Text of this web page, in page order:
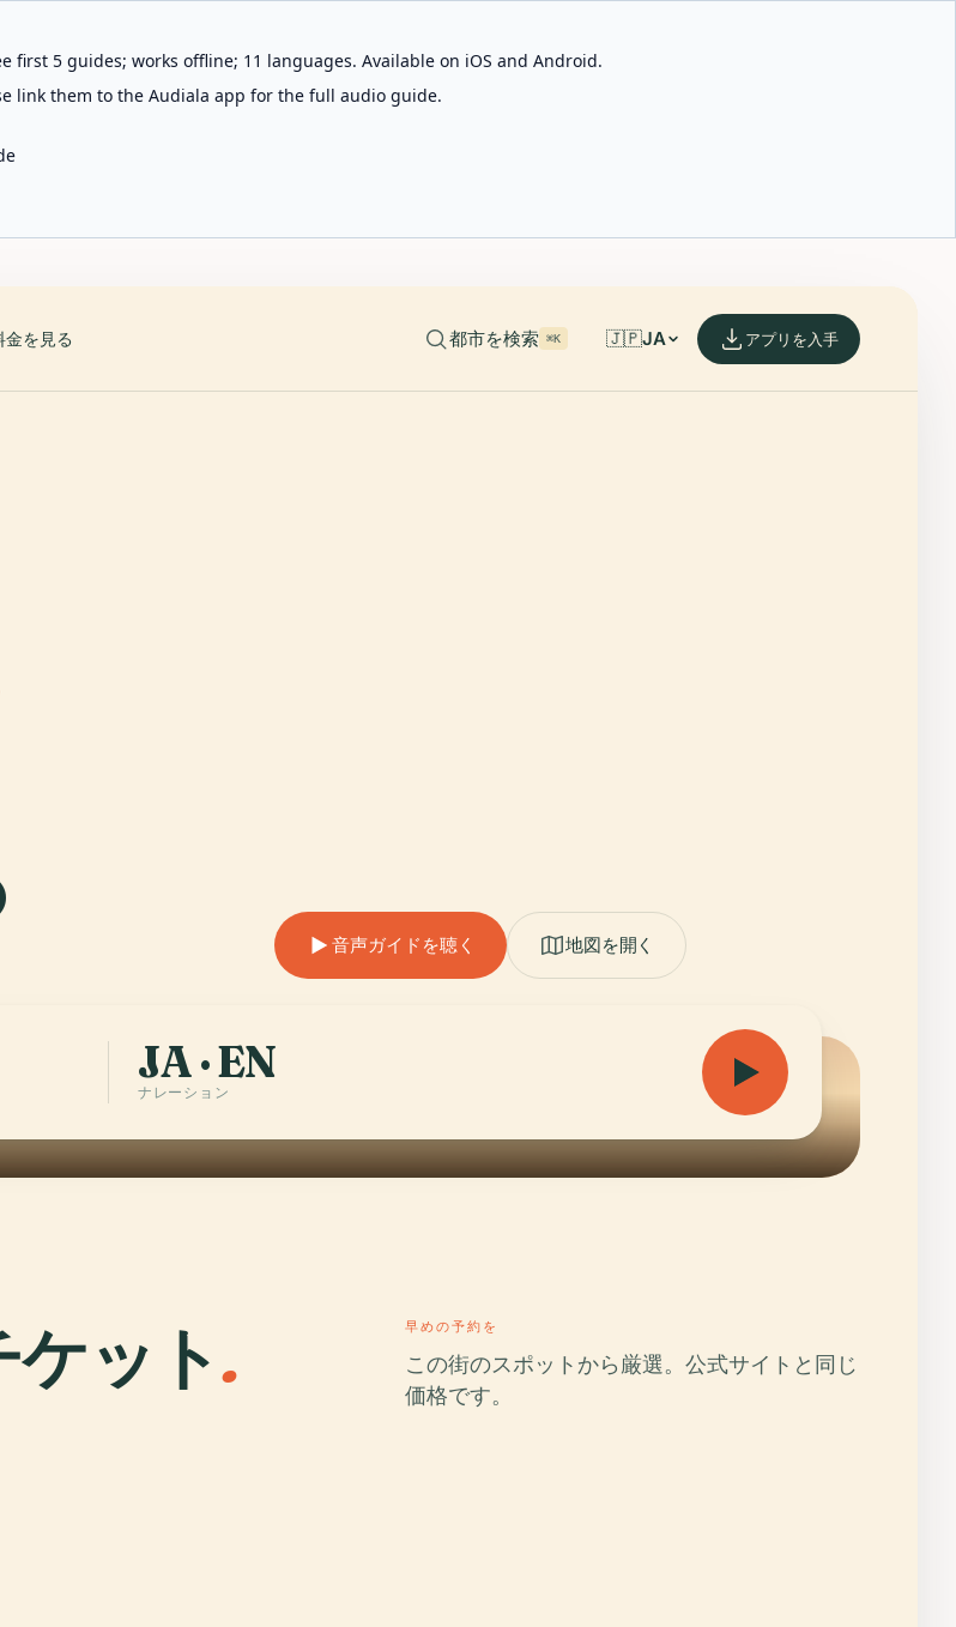
first 5 guides; works offline; 11 languages. Available on iOS and Android.
link them to the Audiala app for the full audio guide.
金を見る 都市を検索 ⌘K 🇯🇵JA アプリを入手
音声ガイドを聴く 地図を開く
JA · EN
ナレーション
ット. 早めの予約を
この街のスポットから厳選。公式サイトと同じ
価格です。